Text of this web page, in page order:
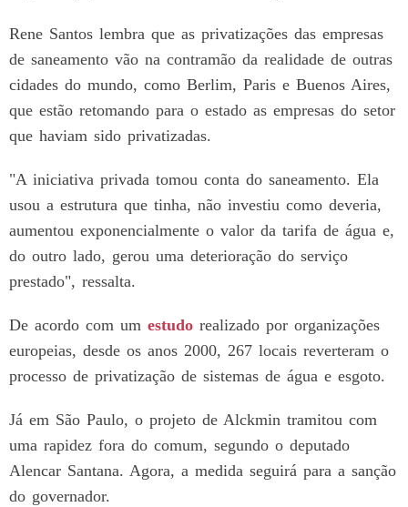
Rene Santos lembra que as privatizações das empresas
de saneamento vão na contramão da realidade de outras
cidades do mundo, como Berlim, Paris e Buenos Aires,
que estão retomando para o estado as empresas do setor
que haviam sido privatizadas.
"A iniciativa privada tomou conta do saneamento. Ela
usou a estrutura que tinha, não investiu como deveria,
aumentou exponencialmente o valor da tarifa de água e,
do outro lado, gerou uma deterioração do serviço
prestado", ressalta.
De acordo com um estudo realizado por organizações
europeias, desde os anos 2000, 267 locais reverteram o
processo de privatização de sistemas de água e esgoto.
Já em São Paulo, o projeto de Alckmin tramitou com
uma rapidez fora do comum, segundo o deputado
Alencar Santana. Agora, a medida seguirá para a sanção
do governador.